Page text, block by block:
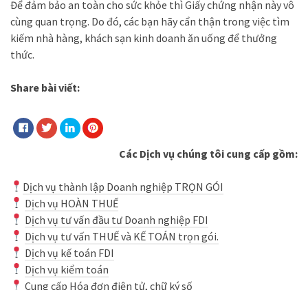
Để đảm bảo an toàn cho sức khỏe thì Giấy chứng nhận này vô
cùng quan trọng. Do đó, các bạn hãy cẩn thận trong việc tìm
kiếm nhà hàng, khách sạn kinh doanh ăn uống để thưởng
thức.
Share bài viết:
Các Dịch vụ chúng tôi cung cấp gồm:
Dịch vụ thành lập Doanh nghiệp TRỌN GÓI
Dịch vụ HOÀN THUẾ
Dịch vụ tư vấn đầu tư Doanh nghiệp FDI
Dịch vụ tư vấn THUẾ và KẾ TOÁN trọn gói.
Dịch vụ kế toán FDI
Dịch vụ kiểm toán
Cung cấp Hóa đơn điện tử, chữ ký số